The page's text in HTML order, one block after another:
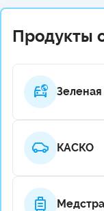
Продукты
Зеленая
КАСКО